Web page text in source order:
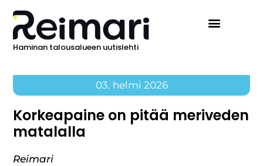
Haminan talousalueen uutislehti
03. helmi 2026
Korkeapaine on pitää meriveden
matalalla
Reimari